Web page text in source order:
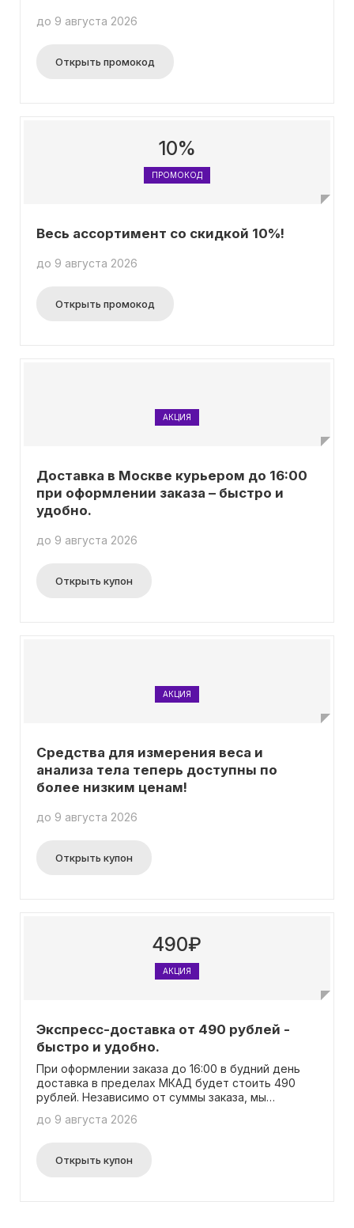
до 9 августа 2026
Открыть промокод
10%
ПРОМОКОД
Весь ассортимент со скидкой 10%!
до 9 августа 2026
Открыть промокод
АКЦИЯ
Доставка в Москве курьером до 16:00
при оформлении заказа – быстро и
удобно.
до 9 августа 2026
Открыть купон
АКЦИЯ
Средства для измерения веса и
анализа тела теперь доступны по
более низким ценам!
до 9 августа 2026
Открыть купон
490₽
АКЦИЯ
Экспресс-доставка от 490 рублей -
быстро и удобно.
При оформлении заказа до 16:00 в будний день
доставка в пределах МКАД будет стоить 490
рублей. Независимо от суммы заказа, мы
до 9 августа 2026
Открыть купон